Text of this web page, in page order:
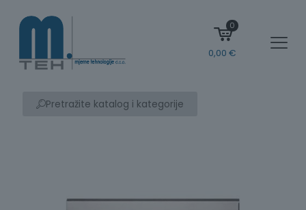
0
0,00 €
Pretražite katalog i kategorije